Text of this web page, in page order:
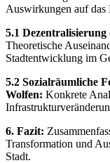
Auswirkungen auf das
5.1
Theoretische
Stadtentwicklung im
5.2 Sozialräumliche
Wolfen: Konkrete
6. Fazit:
Transformation und
Stadt.